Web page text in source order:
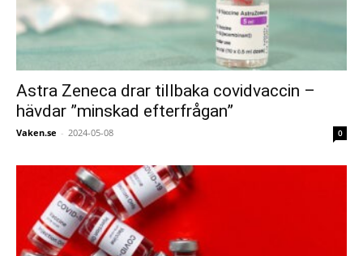
Astra Zeneca drar tillbaka covidvaccin –
hävdar ”minskad efterfrågan”
Vaken.se - 2024-05-08 0